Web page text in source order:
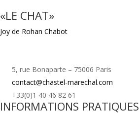
«LE CHAT»
Joy de Rohan Chabot
5, rue Bonaparte – 75006 Paris
contact@chastel-marechal.com
+33(0)1 40 46 82 61
INFORMATIONS PRATIQUES